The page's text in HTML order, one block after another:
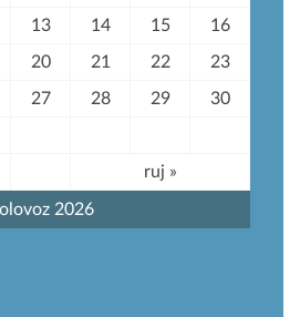
2026
13 14 15 16
20 21 22 23
27 28 29 30
ruj »